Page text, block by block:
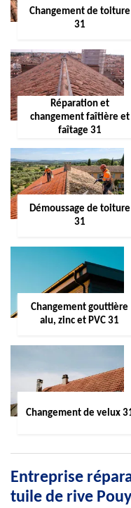
Changement de toiture
31
Réparation et
changement faîtière et
faîtage 31
Démoussage de toiture
31
Changement gouttière
alu, zinc et PVC 31
Changement de velux
Entreprise
tuile de rive